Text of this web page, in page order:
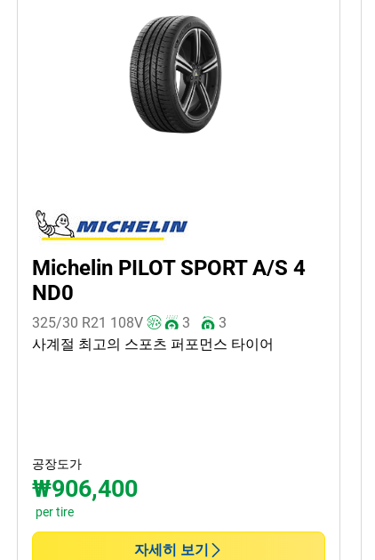
Michelin PILOT SPORT A/S 4
ND0
325/30 R21 108V 3
3
사계절 최고의 스포츠 퍼포먼스 타이어
공장도가
₩906,400
per tire
자세히 보기